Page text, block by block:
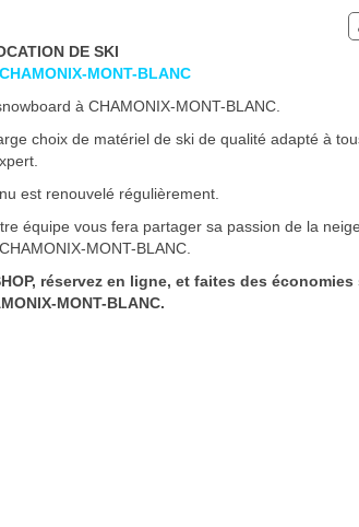
DE SKI
CHAMONIX-MONT-BLANC
à CHAMONIX-MONT-BLANC.
choix de matériel de ski de qualité adapté à
est renouvelé régulièrement.
équipe vous fera partager sa passion de la
MONT-BLANC.
réservez en ligne, et faites des
MONT-BLANC.